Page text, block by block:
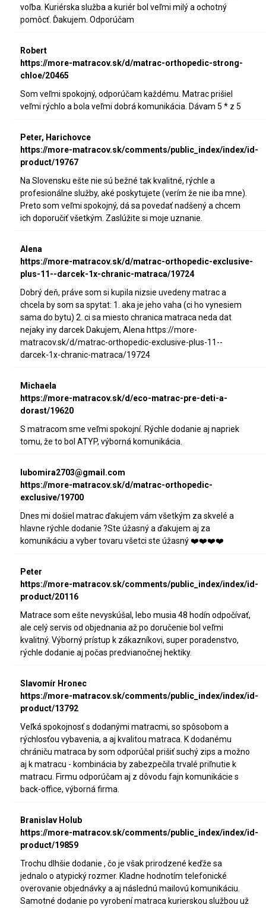
voľba. Kuriérska služba a kuriér bol veľmi milý a ochotný
pomôcť. Ďakujem. Odporúčam
Robert
https://more-matracov.sk/d/matrac-orthopedic-strong-
chloe/20465
Som veľmi spokojný, odporúčam každému. Matrac prišiel
veľmi rýchlo a bola veľmi dobrá komunikácia. Dávam 5 * z 5
Peter, Harichovce
https://more-matracov.sk/comments/public_index/index/id-
product/19767
Na Slovensku ešte nie sú bežné tak kvalitné, rýchle a
profesionálne služby, aké poskytujete (verím že nie iba mne).
Preto som veľmi spokojný, dá sa povedať nadšený a chcem
ich doporučiť všetkým. Zaslúžite si moje uznanie.
Alena
https://more-matracov.sk/d/matrac-orthopedic-exclusive-
plus-11--darcek-1x-chranic-matraca/19724
Dobrý deň, práve som si kupila nizsie uvedeny matrac a
chcela by som sa spytat: 1. aka je jeho vaha (ci ho vynesiem
sama do bytu) 2. ci sa miesto chranica matraca neda dat
nejaky iny darcek Dakujem, Alena https://more-
matracov.sk/d/matrac-orthopedic-exclusive-plus-11--
darcek-1x-chranic-matraca/19724
Michaela
https://more-matracov.sk/d/eco-matrac-pre-deti-a-
dorast/19620
S matracom sme veľmi spokojní. Rýchle dodanie aj napriek
tomu, že to bol ATYP, výborná komunikácia.
lubomira2703@gmail.com
https://more-matracov.sk/d/matrac-orthopedic-
exclusive/19700
Dnes mi došiel matrac ďakujem vám všetkým za skvelé a
hlavne rýchle dodanie ?Ste úžasný a ďakujem aj za
komunikáciu a vyber tovaru všetci ste úžasný ❤️❤️❤️❤️
Peter
https://more-matracov.sk/comments/public_index/index/id-
product/20116
Matrace som ešte nevyskúšal, lebo musia 48 hodín odpočívať,
ale celý servis od objednania až po doručenie bol veľmi
kvalitný. Výborný prístup k zákazníkovi, super poradenstvo,
rýchle dodanie aj počas predvianočnej hektiky.
Slavomír Hronec
https://more-matracov.sk/comments/public_index/index/id-
product/13792
Veľká spokojnosť s dodanými matracmi, so spôsobom a
rýchlosťou vybavenia, a aj kvalitou matraca. K dodanému
chrániču matraca by som odporúčal prišiť suchý zips a možno
aj k matracu - kombinácia by zabezpečila trvalé priľnutie k
matracu. Firmu odporúčam aj z dôvodu fajn komunikácie s
back-office, výborná firma.
Branislav Holub
https://more-matracov.sk/comments/public_index/index/id-
product/19859
Trochu dlhšie dodanie , čo je však prirodzené keďže sa
jednalo o atypický rozmer. Kladne hodnotím telefonické
overovanie objednávky a aj následnú mailovú komunikáciu.
Samotné dodanie po vyrobení matraca kurierskou službou už